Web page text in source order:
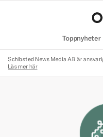
Toppnyheter
Schibsted News Media AB är
Läs mer här